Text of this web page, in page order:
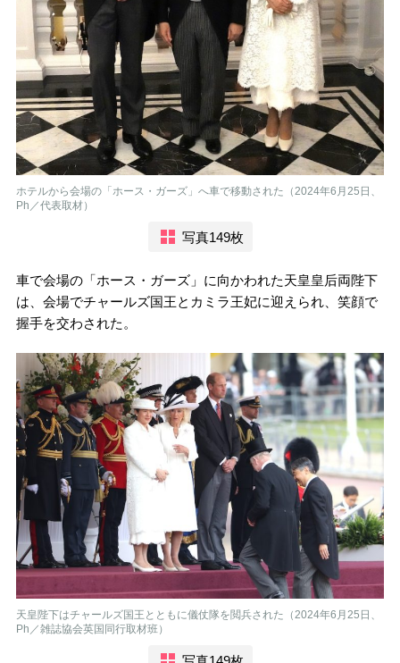
ホテルから会場の「ホース・ガーズ」へ車で移動された（2024年6月25日、
Ph／代表取材）
写真149枚
車で会場の「ホース・ガーズ」に向かわれた天皇皇后両陛下
は、会場でチャールズ国王とカミラ王妃に迎えられ、笑顔で
握手を交わされた。
天皇陛下はチャールズ国王とともに儀仗隊を閲兵された（2024年6月25日、
Ph／雑誌協会英国同行取材班）